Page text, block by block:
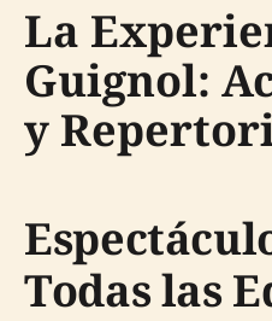
La
Guignol:
y
Todas las